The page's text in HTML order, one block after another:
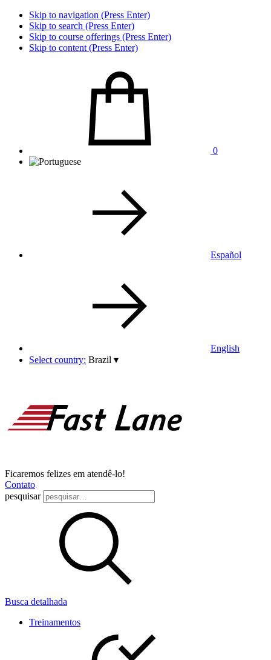
Skip to navigation (Press Enter)
Skip to search (Press Enter)
Skip to course offerings (Press Enter)
Skip to content (Press Enter)
0
Español
English
Select country: Brazil ▾
Ficaremos felizes em atendê-lo!
Contato
pesquisar
Busca detalhada
Treinamentos